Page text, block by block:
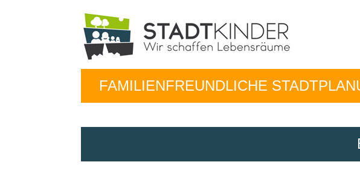
FAMILIENFREUNDLICHE